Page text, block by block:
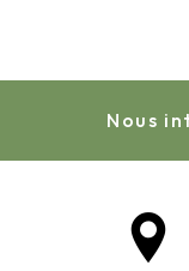
Nous